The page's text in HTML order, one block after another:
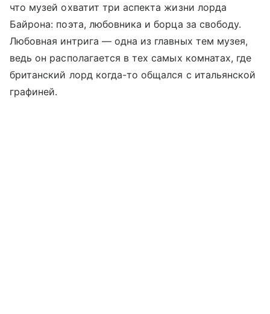
что музей охватит три аспекта жизни лорда
Байрона: поэта, любовника и борца за свободу.
Любовная интрига — одна из главных тем музея,
ведь он располагается в тех самых комнатах, где
британский лорд когда-то общался с итальянской
графиней.